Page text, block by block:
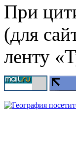
При
(для
ленту